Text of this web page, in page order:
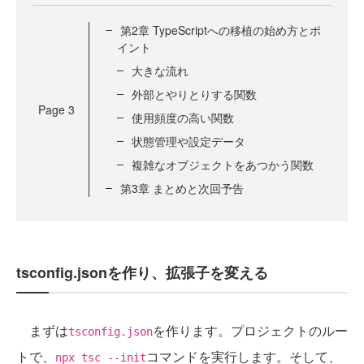
Page 3
第2章 TypeScriptへの移植の始め方とポ
イント
大きな流れ
外部とやりとりする関数
使用頻度の高い関数
状態管理や設定データ
複雑なオブジェクトをあつかう関数
第3章 まとめと次回予告
tsconfig.jsonを作り、拡張子を変える
まずはtsconfig.jsonを作ります。プロジェクトのルー
トで、
npx tsc --initコマンドを実行します。そして、